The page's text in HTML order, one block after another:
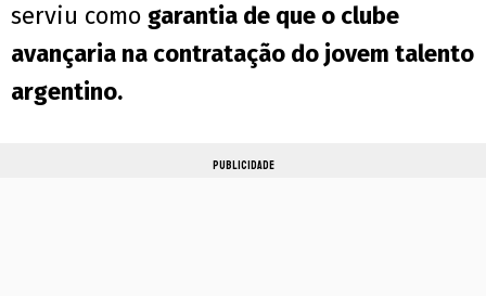
serviu como garantia de que o clube
avançaria na contratação do jovem talento
argentino.
PUBLICIDADE